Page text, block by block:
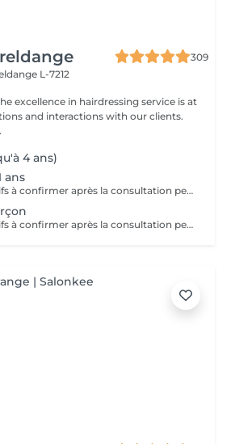
309
L-7212
and interactions with our clients.
4 ans)
ans
* Tarifs à titre indicatifs à confirmer après la consultation personnalisée établit auprès de votre coiffeur/stylist/spécialiste * La direction se réserve le droit dapporter des modifications pour le bon fonctionnement du salon
* Tarifs à titre indicatifs à confirmer après la consultation personnalisée établit auprès de votre coiffeur/stylist/spécialiste * La direction se réserve le droit dapporter des modifications pour le bon fonctionnement du salon